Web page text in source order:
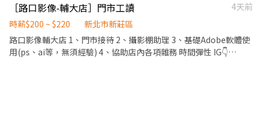
新莊民安二店 → 新北市新莊區民安西路50號1樓 新莊榮華 - 智取店
→ 新北市新莊區榮華路一段58號1樓 新莊復興二 - 智取店 → 新北市
新莊區復興路二段182號1樓 新莊公園 - 智取店 → 新北市新莊區公
園路60號1樓 新莊建福店 → 新北市新莊區建福路59巷13號1樓 新莊
瓊泰 - 智取店 → 新北市新莊區瓊泰路188之1號 新莊雙鳳店 → 新北
［路口影像-輔大店］門市工讀
4天前
時薪$200 ~ $220
新北市新莊區
路口影像輔大店 1、門市接待 2、攝影棚助理 3、基礎Adobe軟體使
用(ps、ai等，無須經驗) 4、協助店內各項雜務 時間彈性 IG👇